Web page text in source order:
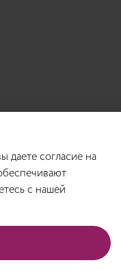
даете согласие на
с нашей